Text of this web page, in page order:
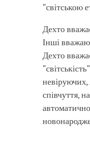
"світською
Дехто
Інші
Дехто
невіруючих,
співчуття,